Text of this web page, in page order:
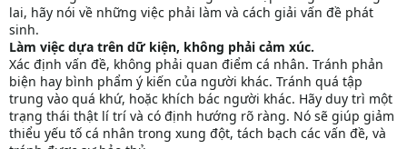
lai, hãy nói về những việc phải làm và cách giải vấn đề phát
sinh.
Làm việc dựa trên dữ kiện, không phải cảm xúc.
Xác định vấn đề, không phải quan điểm cá nhân. Tránh phản
biện hay bình phẩm ý kiến của người khác. Tránh quá tập
trung vào quá khứ, hoặc khích bác người khác. Hãy duy trì một
trạng thái thật lí trí và có định hướng rõ ràng. Nó sẽ giúp giảm
thiểu yếu tố cá nhân trong xung đột, tách bạch các vấn đề, và